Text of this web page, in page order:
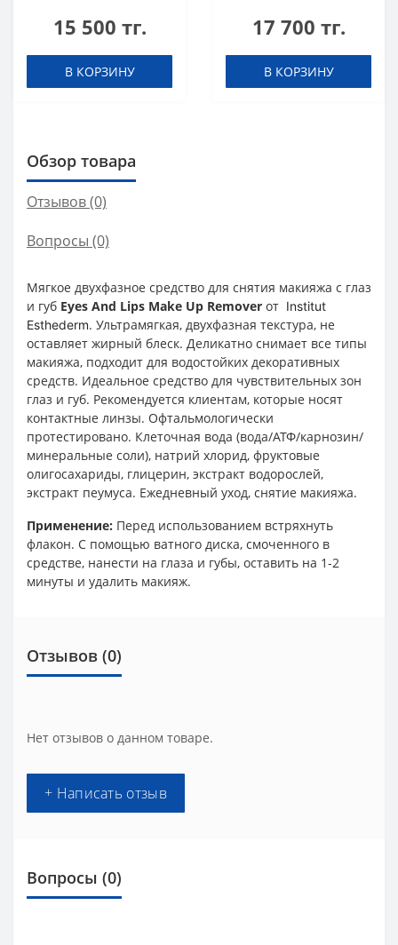
15 500 тг.
В КОРЗИНУ
17 700 тг.
В КОРЗИНУ
Обзор товара
Отзывов (0)
Вопросы (0)
Мягкое двухфазное средство для снятия макияжа с глаз
и губ Eyes And Lips Make Up Remover от Institut
Esthederm. Ультрамягкая, двухфазная текстура, не
оставляет жирный блеск. Деликатно снимает все типы
макияжа, подходит для водостойких декоративных
средств. Идеальное средство для чувствительных зон
глаз и губ. Рекомендуется клиентам, которые носят
контактные линзы. Офтальмологически
протестировано. Клеточная вода (вода/АТФ/карнозин/
минеральные соли), натрий хлорид, фруктовые
олигосахариды, глицерин, экстракт водорослей,
экстракт пеумуса. Ежедневный уход, снятие макияжа.
Применение: Перед использованием встряхнуть
флакон. С помощью ватного диска, смоченного в
средстве, нанести на глаза и губы, оставить на 1-2
минуты и удалить макияж.
Отзывов (0)
Нет отзывов о данном товаре.
+ Написать отзыв
Вопросы (0)